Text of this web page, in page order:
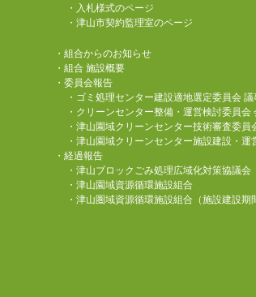
・入札様式のページ
・津山市契約監理室のページ
・組合からのお知らせ
・組合 施設概要
・委員会報告
・ゴミ処理センター建設適地選定委員会 議
・クリーンセンター整備・運営検討委員会
・津山園域クリーンセンター技術審査委員
・津山園域クリーンセンター施設建設・
・経過報告
・津山ブロックごみ処理広域化対策協議会
・津山園域資源循環施設組合
・津山圏域資源循環施設組合（施設建設期